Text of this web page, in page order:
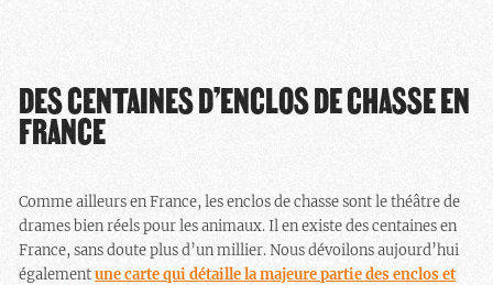
DES CENTAINES D’ENCLOS DE CHASSE EN
FRANCE
Comme ailleurs en France, les enclos de chasse sont le théâtre de
drames bien réels pour les animaux. Il en existe des centaines en
France, sans doute plus d’un millier. Nous dévoilons aujourd’hui
égalementune carte qui détaille la majeure partie des enclos et